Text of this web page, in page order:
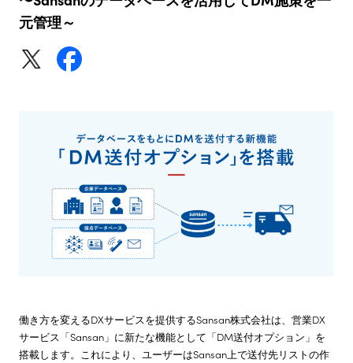
サービス
テクノロジー
株主・投資家情報
サステナビリティ
採用情報
元管理～
働き方を変えるDXサービスを提供するSansan株式会社は、営業DX
サービス「Sansan」に新たな機能として「DM送付オプション」を
搭載します。これにより、ユーザーはSansan上で送付先リストの作